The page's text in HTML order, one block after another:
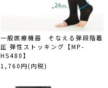
一般医療機器 そなえる弾段階着
圧 弾性ストッキング【MP-
HS480】
1,760円(内税)